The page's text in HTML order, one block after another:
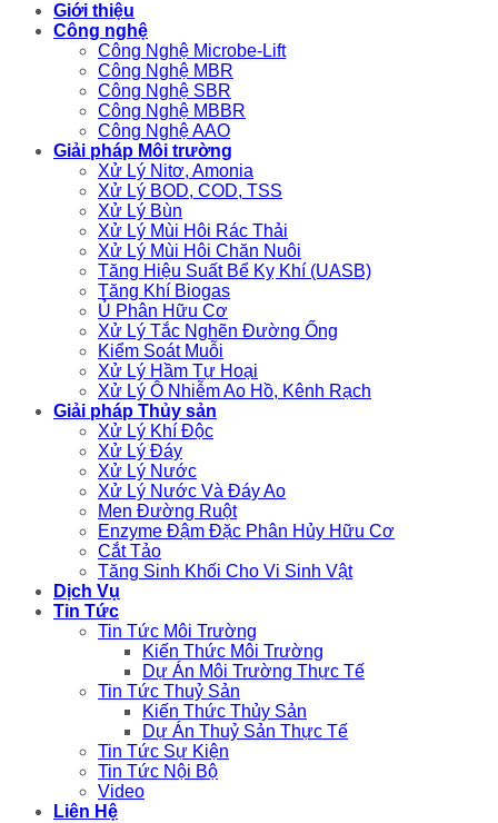
Giới thiệu
Công nghệ
Công Nghệ Microbe-Lift
Công Nghệ MBR
Công Nghệ SBR
Công Nghệ MBBR
Công Nghệ AAO
Giải pháp Môi trường
Xử Lý Nitơ, Amonia
Xử Lý BOD, COD, TSS
Xử Lý Bùn
Xử Lý Mùi Hôi Rác Thải
Xử Lý Mùi Hôi Chăn Nuôi
Tăng Hiệu Suất Bể Kỵ Khí (UASB)
Tăng Khí Biogas
Ủ Phân Hữu Cơ
Xử Lý Tắc Nghẽn Đường Ống
Kiểm Soát Muỗi
Xử Lý Hầm Tự Hoại
Xử Lý Ô Nhiễm Ao Hồ, Kênh Rạch
Giải pháp Thủy sản
Xử Lý Khí Độc
Xử Lý Đáy
Xử Lý Nước
Xử Lý Nước Và Đáy Ao
Men Đường Ruột
Enzyme Đậm Đặc Phân Hủy Hữu Cơ
Cắt Tảo
Tăng Sinh Khối Cho Vi Sinh Vật
Dịch Vụ
Tin Tức
Tin Tức Môi Trường
Kiến Thức Môi Trường
Dự Án Môi Trường Thực Tế
Tin Tức Thuỷ Sản
Kiến Thức Thủy Sản
Dự Án Thuỷ Sản Thực Tế
Tin Tức Sự Kiện
Tin Tức Nội Bộ
Video
Liên Hệ